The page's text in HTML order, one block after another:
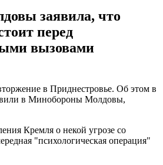
заявила, что
перед
вызовами
в Приднестровье. Об этом в
в Минобороны Молдовы,
Кремля о некой угрозе со
"психологическая операция"